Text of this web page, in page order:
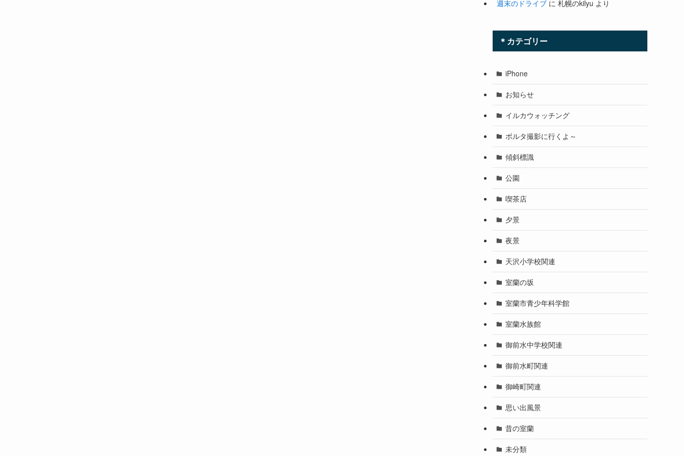
週末のドライブ に 札幌のkilyu より
＊カテゴリー
iPhone
お知らせ
イルカウォッチング
ボルタ撮影に行くよ～
傾斜標識
公園
喫茶店
夕景
夜景
天沢小学校関連
室蘭の坂
室蘭市青少年科学館
室蘭水族館
御前水中学校関連
御前水町関連
御崎町関連
思い出風景
昔の室蘭
未分類